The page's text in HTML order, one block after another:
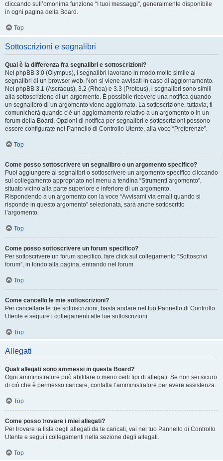
cliccando sull’omonima funzione “I tuoi messaggi”, generalmente disponibile
in ogni pagina della Board.
Top
Sottoscrizioni e segnalibri
Qual è la differenza fra segnalibri e sottoscrizioni?
Nel phpBB 3.0 (Olympus), i segnalibri lavorano in modo molto simile ai
segnalibri di un browser web. Non si viene avvisati in caso di aggiornamento.
Nel phpBB 3.1 (Ascraeus), 3.2 (Rhea) e 3.3 (Proteus), i segnalibri sono simili
alla sottoscrizione di un argomento. È possibile ricevere una notifica quando
un segnalibro di un argomento viene aggiornato. La sottoscrizione, tuttavia, ti
comunicherà quando c’è un aggiornamento relativo a un argomento o in un
forum della Board. Opzioni di notifica per segnalibri e sottoscrizioni possono
essere configurate nel Pannello di Controllo Utente, alla voce “Preferenze”.
Top
Come posso sottoscrivere un segnalibro o un argomento specifico?
Puoi aggiungere ai segnalibri o sottoscrivere un argomento specifico cliccando
sul collegamento appropriato nel menu a tendina “Strumenti argomento”,
situato vicino alla parte superiore e inferiore di un argomento.
Rispondendo a un argomento con la voce “Avvisami via email quando si
risponde in questo argomento” selezionata, sarà anche sottoscritto
l’argomento.
Top
Come posso sottoscrivere un forum specifico?
Per sottoscrivere un forum specifico, fare click sul collegamento “Sottoscrivi
forum”, in fondo alla pagina, entrando nel forum.
Top
Come cancello le mie sottoscrizioni?
Per cancellare le tue sottoscrizioni, basta andare nel tuo Pannello di Controllo
Utente e seguire i collegamenti alle tue sottoscrizioni.
Top
Allegati
Quali allegati sono ammessi in questa Board?
Ogni amministratore può abilitare o meno certi tipi di allegati. Se non sei sicuro
di ciò che è permesso caricare, contatta l’amministratore per avere assistenza.
Top
Come posso trovare i miei allegati?
Per trovare la lista degli allegati da te caricati, vai nel tuo Pannello di Controllo
Utente e segui i collegamenti nella sezione degli allegati.
Top